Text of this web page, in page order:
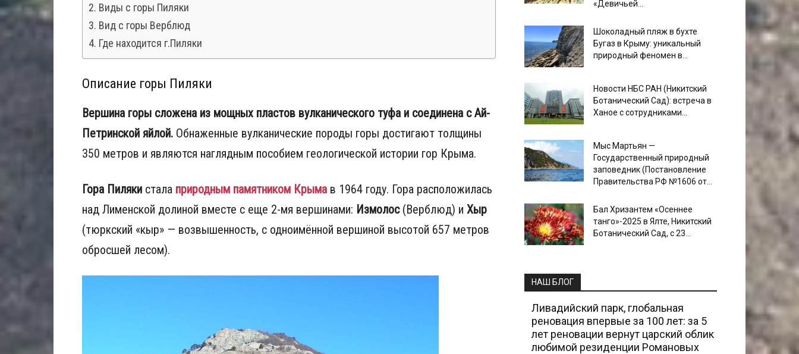
Виды с горы Пиляки
Вид с горы Верблюд
Где находится г.Пиляки
Описание горы Пиляки
Вершина горы сложена из мощных пластов вулканического туфа и соединена с Ай-
Петринской яйлой. Обнаженные вулканические породы горы достигают толщины
350 метров и являются наглядным пособием геологической истории гор Крыма.
Гора Пиляки стала природным памятником Крыма в 1964 году. Гора расположилась
над Лименской долиной вместе с еще 2-мя вершинами: Измолос(Верблюд) и Хыр
(тюркский «кыр» — возвышенность, с одноимённой вершиной высотой 657 метров
обросшей лесом).
«Девичьей...
Шоколадный пляж в бухте
Бугаз в Крыму: уникальный
природный феномен в...
Новости НБС РАН (Никитский
Ботанический Сад): встреча в
Ханое с сотрудниками...
Мыс Мартьян —
Государственный природный
заповедник (Постановление
Правительства РФ №1606 от...
Бал Хризантем «Осеннее
танго»-2025 в Ялте, Никитский
Ботанический Сад, с 23...
НАШ БЛОГ
Ливадийский парк, глобальная
реновация впервые за 100 лет: за 5
лет реновации вернут царский облик
любимой резиденции Романовых